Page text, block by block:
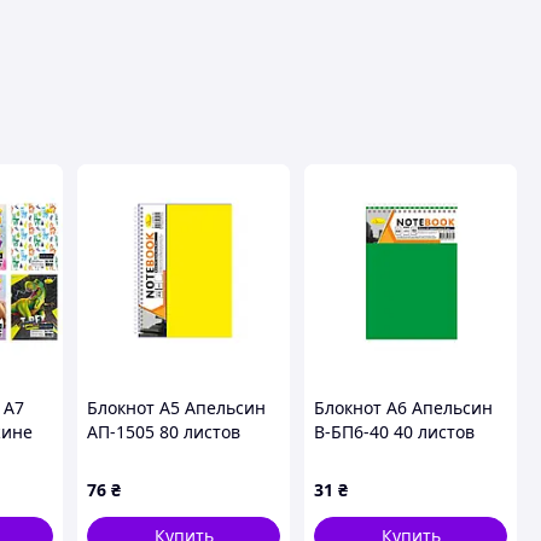
А7
Блокнот А5 Апельсин
АП-1505 80 листов
Желтый
76 ₴
Купить
Блокнот А6 Апельсин
В-БП6-40 40 листов
31 ₴
Купить